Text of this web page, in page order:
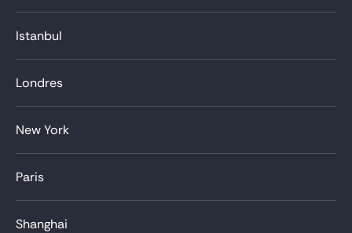
Istanbul
Londres
New York
Paris
Shanghai